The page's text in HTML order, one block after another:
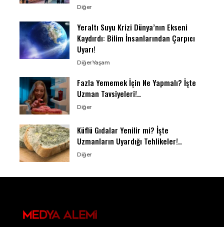
Diğer
Yeraltı Suyu Krizi Dünya’nın Ekseni
Kaydırdı: Bilim İnsanlarından Çarpıcı
Uyarı!
DiğerYaşam
Fazla Yememek İçin Ne Yapmalı? İşte
Uzman Tavsiyeleri!..
Diğer
Küflü Gıdalar Yenilir mi? İşte
Uzmanların Uyardığı Tehlikeler!..
Diğer